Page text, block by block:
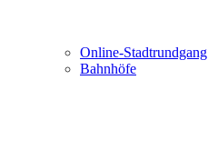
Online-Stadtrundgang
Bahnhöfe